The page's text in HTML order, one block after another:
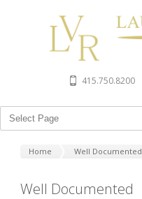
415.750.8200
Home Well Documented
Well Documented